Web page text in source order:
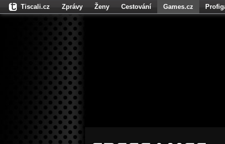
Tiscali.cz Zprávy Ženy Cestování Games.cz
Fights.cz